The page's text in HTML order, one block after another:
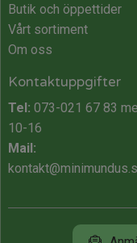
Butik och öppettider
Vårt sortiment
Om oss
Kontaktuppgifter
Tel: 073-021 67 83
10-16
Mail: